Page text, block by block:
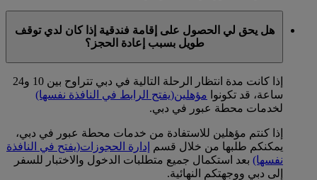
هل يحق لي الحصول على إقامة فندقية إذا كان لدي توقف
طويل بسبب إعادة الحجز؟
إذا كانت مدة انتظار الرحلة التالية في دبي تتراوح بين 10 و24
ساعة، قد تكونوا مؤهلين(يفتح الرابط في النافذة نفسها)
لخدمات محطة عبور في دبي.
إذا كنتم مؤهلين للاستفادة من خدمات محطة عبور في دبي،
يمكنكم طلبها من خلال قسم
إدارة الحجوزات(يفتح في النافذة
نفسها) بعد استكمال جميع متطلبات الدخول والاختبار للسفر
إلى دبي ووجهتكم النهائية.